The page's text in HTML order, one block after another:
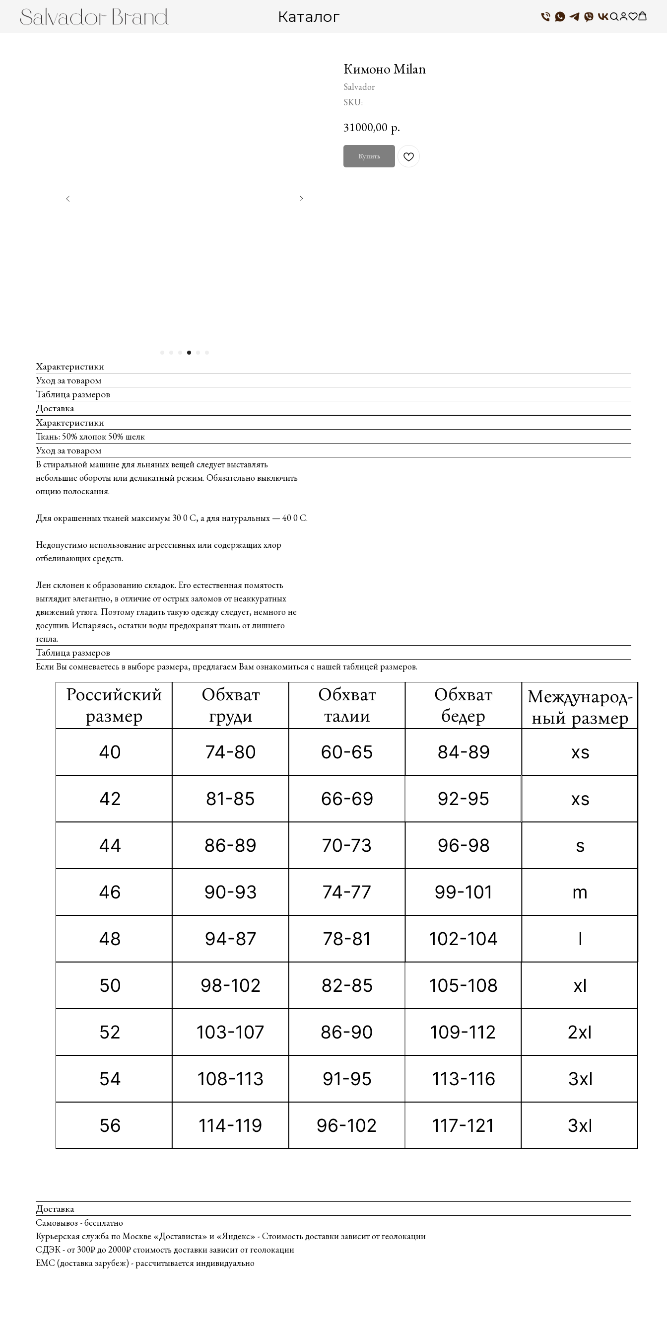
Каталог
Кимоно Milan
Salvador
SKU:
31000,00 р.
Купить
Характеристики
Уход за товаром
Таблица размеров
Доставка
Характеристики
Ткань: 50% хлопок 50% шелк
Уход за товаром
В стиральной машине для льняных вещей следует выставлять
небольшие обороты или деликатный режим. Обязательно выключить
опцию полоскания.
Для окрашенных тканей максимум 30 0 С, а для натуральных — 40 0 С.
Недопустимо использование агрессивных или содержащих хлор
отбеливающих средств.
Лен склонен к образованию складок. Его естественная помятость
выглядит элегантно, в отличие от острых заломов от неаккуратных
движений утюга. Поэтому гладить такую одежду следует, немного не
досушив. Испаряясь, остатки воды предохранят ткань от лишнего
тепла.
Таблица размеров
Если Вы сомневаетесь в выборе размера, предлагаем Вам ознакомиться с нашей таблицей размеров.
Доставка
Самовывоз - бесплатно
Курьерская служба по Москве «Достависта» и «Яндекс» - Стоимость доставки зависит от геолокации
СДЭК - от 300₽ до 2000₽ стоимость доставки зависит от геолокации
ЕМС (доставка зарубеж) - рассчитывается индивидуально